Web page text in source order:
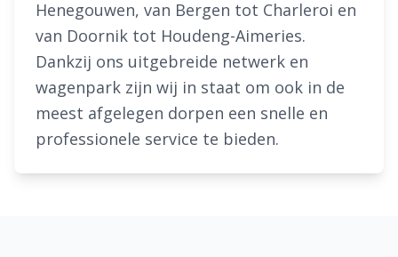
Henegouwen, van Bergen tot Charleroi en
van Doornik tot Houdeng-Aimeries.
Dankzij ons uitgebreide netwerk en
wagenpark zijn wij in staat om ook in de
meest afgelegen dorpen een snelle en
professionele service te bieden.